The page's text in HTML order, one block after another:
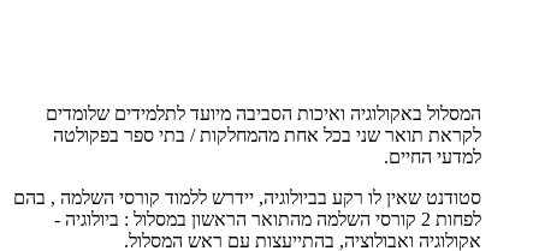
המסלול באקולוגיה ואיכות הסביבה מיועד לתלמידים שלומדים
לקראת תואר שני בכל אחת מהמחלקות / בתי ספר בפקולטה
למדעי החיים.
סטודנט שאין לו רקע בביולוגיה, יידרש ללמוד קורסי השלמה , בהם
לפחות 2 קורסי השלמה מהתואר הראשון במסלול : ביולוגיה -
אקולוגיה ואבולוציה, בהתייעצות עם ראש המסלול.